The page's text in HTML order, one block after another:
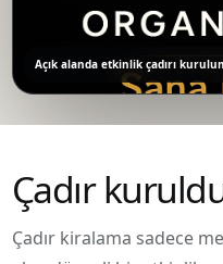
Açık alanda etkinlik çadırı
Çadır
Çadır kiralama sadece